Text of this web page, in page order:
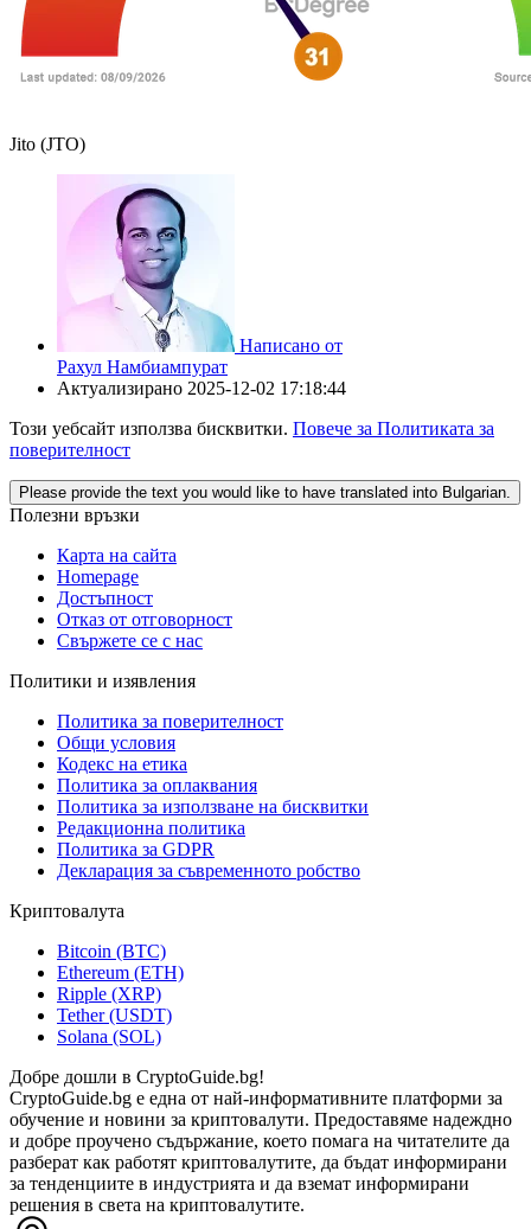
Jito (JTO)
Написано от
Рахул Намбиампурат
Актуализирано 2025-12-02 17:18:44
Този уебсайт използва бисквитки. Повече за Политиката за
поверителност
Please provide the text you would like to have translated into Bulgarian.
Полезни връзки
Карта на сайта
Homepage
Достъпност
Отказ от отговорност
Свържете се с нас
Политики и изявления
Политика за поверителност
Общи условия
Кодекс на етика
Политика за оплаквания
Политика за използване на бисквитки
Редакционна политика
Политика за GDPR
Декларация за съвременното робство
Криптовалута
Bitcoin (BTC)
Ethereum (ETH)
Ripple (XRP)
Tether (USDT)
Solana (SOL)
Добре дошли в CryptoGuide.bg!
CryptoGuide.bg е една от най-информативните платформи за
обучение и новини за криптовалути. Предоставяме надеждно
и добре проучено съдържание, което помага на читателите да
разберат как работят криптовалутите, да бъдат информирани
за тенденциите в индустрията и да вземат информирани
решения в света на криптовалутите.